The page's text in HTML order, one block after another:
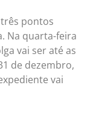
pontos
Na quarta-feira
vai ser até as
de dezembro,
vai